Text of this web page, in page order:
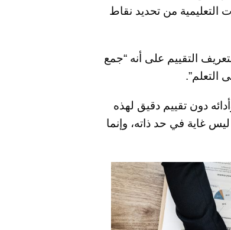
التعليمية من تحديد نقاط
التقييم على أنه “جمع
دون تقييم دقيق لهذه
ليس غاية في حد ذاته، وإنما